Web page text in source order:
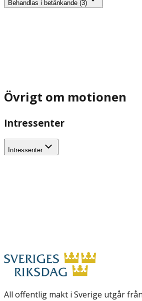
Behandlas i betänkande (3)
Övrigt om motionen
Intressenter
Intressenter
All offentlig makt i Sverige utgår